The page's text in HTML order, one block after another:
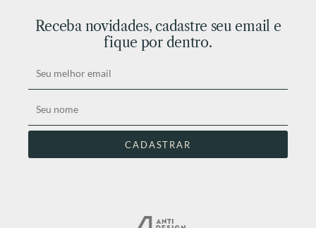
Receba novidades, cadastre seu email e
fique por dentro.